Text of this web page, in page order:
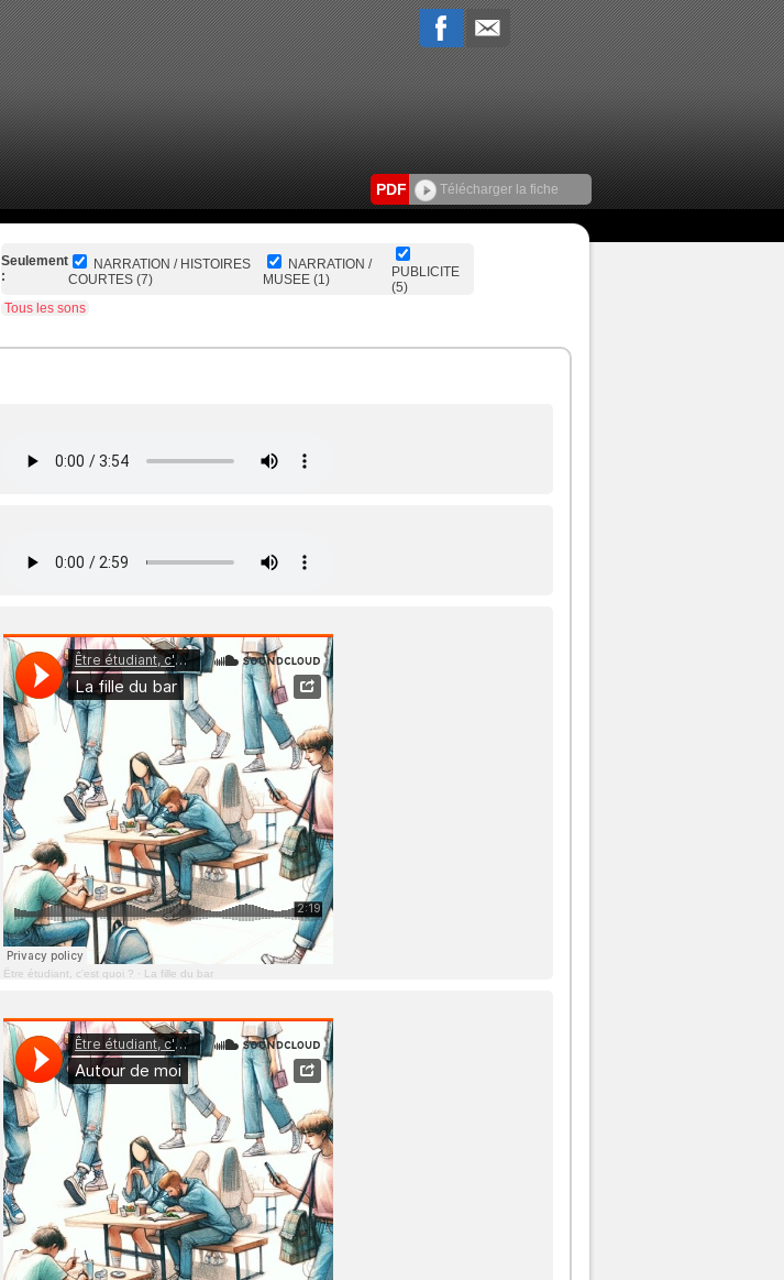
PDF Télécharger la fiche
Seulement
:
NARRATION / HISTOIRES
COURTES (7)
NARRATION /
MUSEE (1)
PUBLICITE
(5)
Tous les sons
Être étudiant, c'est quoi ? · La fille du bar